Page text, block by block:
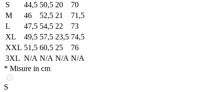
S
44,5 50,5 20
70
M
46 52,5 21
71,5
L
47,5 54,5 22
73
XL
49,5 57,5 23,5 74,5
XXL 51,5 60,5 25
76
3XL N/A N/A N/A N/A
* Misure in cm
S